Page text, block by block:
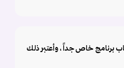
برنامج خاص جداً ، وأعتبر ذلك